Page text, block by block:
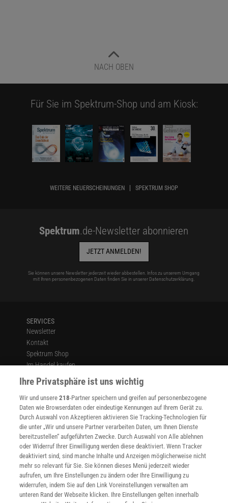
NACH OBEN
Für Sie im Spektrum-Shop und am Kiosk:
WEITERE NEUERSCHEINUNGEN SPEKTRUM SHOP
Spektrum.de-Newsletter abonnieren
JETZT ANMELDEN!
Sie können unsere Newsletter jederzeit wieder abbestellen. Infos zu unserem Umgang
mit Ihren personenbezogenen Daten finden Sie in unserer Datenschutzerklärung.
SERVICES
Newsletter
Kontakt
Spektrum Shop
Im Handel kaufen
Presse
Verträge kündigen
Widerruf
INFO
Mediadaten
Datenschutz
Nutzungsbedingungen
Cookie-Einstellungen
Utiq verwalten
Nutzungsbasierte Onlinewerbung
Alle Artikel
Ihre Privatsphäre ist uns wichtig
Wir und unsere218-Partner speichern und greifen auf personenbezogene
Daten wie Browserdaten oder eindeutige Kennungen auf Ihrem Gerät zu.
Durch Auswahl von Akzeptieren aktivieren Sie Tracking-Technologien für
die unter „Wir und unsere Partner verarbeiten Daten, um Ihnen Dienste
bereitzustellen“ aufgeführten Zwecke. Durch Auswahl von Alle ablehnen
oder Widerruf Ihrer Einwilligung werden diese deaktiviert. Wenn Tracker
deaktiviert sind, sind manche Inhalte und Anzeigen möglicherweise nicht
mehr so relevant für Sie. Sie können dieses Menü jederzeit wieder
aufrufen, um Ihre Einstellungen zu ändern oder Ihre Einwilligung zu
widerrufen, indem Sie auf den Link Voreinstellungen verwalten am
unteren Rand der Webseite klicken. Ihre Einstellungen gelten innerhalb